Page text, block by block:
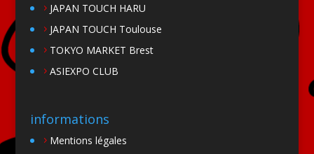
JAPAN TOUCH HARU
JAPAN TOUCH Toulouse
TOKYO MARKET Brest
ASIEXPO CLUB
informations
Mentions légales